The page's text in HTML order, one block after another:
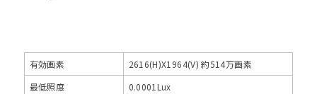
有効画素
2616(H)X1964(V) 約514万画素
最低照度
0.0001Lux